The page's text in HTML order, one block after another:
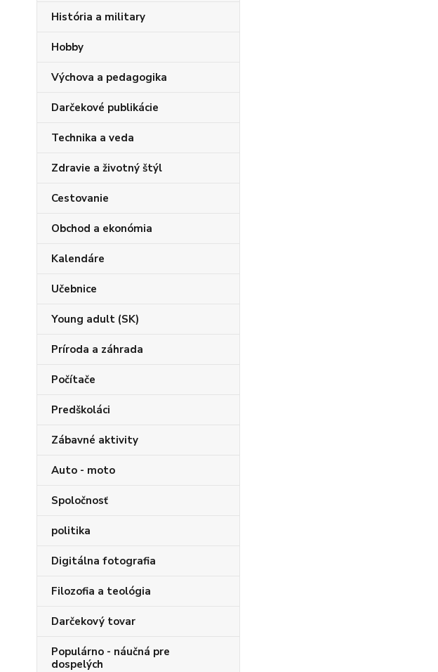
História a military
Hobby
Výchova a pedagogika
Darčekové publikácie
Technika a veda
Zdravie a životný štýl
Cestovanie
Obchod a ekonómia
Kalendáre
Učebnice
Young adult (SK)
Príroda a záhrada
Počítače
Predškoláci
Zábavné aktivity
Auto - moto
Spoločnosť
politika
Digitálna fotografia
Filozofia a teológia
Darčekový tovar
Populárno - náučná pre
dospelých